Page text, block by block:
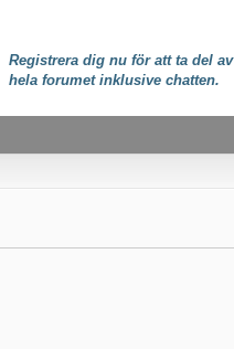
Registrera dig nu för att ta del av
hela forumet inklusive chatten.